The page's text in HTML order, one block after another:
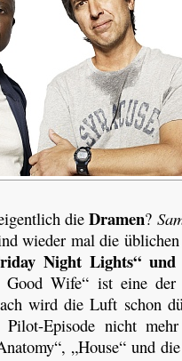
die Dramen?
wieder mal die
Night Lights“ und
Good Wife“ ist eine der
wird die Luft schon
Episode nicht
„House“ und